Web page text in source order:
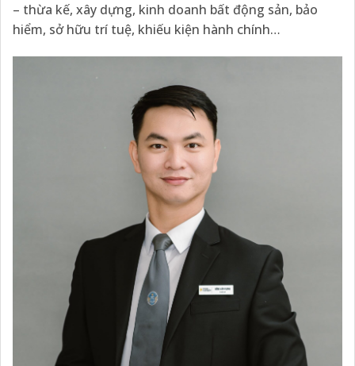
– thừa kế, xây dựng, kinh doanh bất động sản, bảo
hiểm, sở hữu trí tuệ, khiếu kiện hành chính…